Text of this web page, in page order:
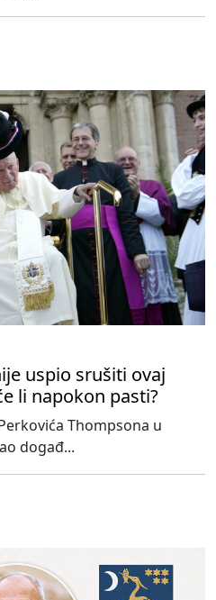
uspio srušiti ovaj
li napokon pasti?
Thompsona u
događ...